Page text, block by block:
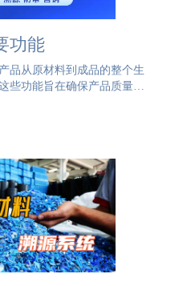
功能
品从原材料到成品的整个生
些功能旨在确保产品质量和
、原材料追溯：这是溯源功